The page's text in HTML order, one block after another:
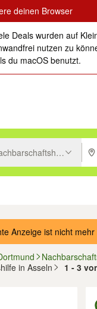
deinen Browser
Deals wurden auf
nutzen zu
du macOS benutzt.
zu suchen, oder
Anzeige ist nicht
in Asseln
1 - 3